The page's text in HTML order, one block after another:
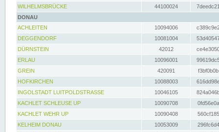
WILHELMSBRÜCKE
44100024
DONAU
ACHLEITEN
10094006
DEGGENDORF
10081004
DÜRNSTEIN
42012
ERLAU
10096001
GREIN
420091
HOFKIRCHEN
10088003
INGOLSTADT LUITPOLDSTRASSE
10046105
KACHLET SCHLEUSE UP
10090708
KACHLET WEHR UP
10090408
KELHEIM DONAU
10053009